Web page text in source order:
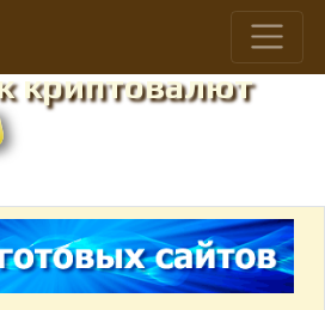
криптовалют